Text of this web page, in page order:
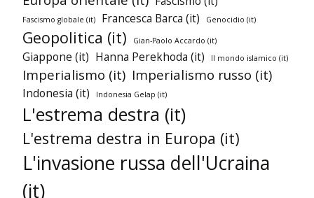
Fascismo globale (it) Francesca Barca (it) Genocidio (it)
Geopolitica (it) Gian-Paolo Accardo (it)
Giappone (it) Hanna Perekhoda (it) Il mondo islamico (it)
Imperialismo (it) Imperialismo russo (it)
Indonesia (it) Indonesia Gelap (it)
L'estrema destra (it)
L'estrema destra in Europa (it)
L'invasione russa dell'Ucraina
(it)